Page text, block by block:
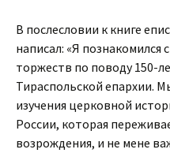
В послесловии к книге
написал: «Я познакомился
торжеств по поводу 150-
Тираспольской епархии.
изучения церковной
России, которая
возрождения, и не мене